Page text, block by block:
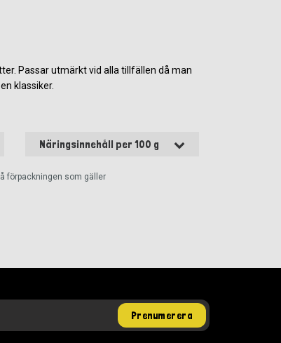
Passar utmärkt vid alla tillfällen då man
klassiker.
Näringsinnehåll per 100 g
förpackningen som gäller